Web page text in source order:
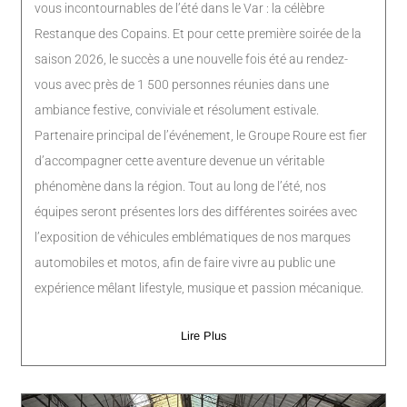
vous incontournables de l’été dans le Var : la célèbre
Restanque des Copains. Et pour cette première soirée de la
saison 2026, le succès a une nouvelle fois été au rendez-
vous avec près de 1 500 personnes réunies dans une
ambiance festive, conviviale et résolument estivale.
Partenaire principal de l’événement, le Groupe Roure est fier
d’accompagner cette aventure devenue un véritable
phénomène dans la région. Tout au long de l’été, nos
équipes seront présentes lors des différentes soirées avec
l’exposition de véhicules emblématiques de nos marques
automobiles et motos, afin de faire vivre au public une
expérience mêlant lifestyle, musique et passion mécanique.
Lire Plus